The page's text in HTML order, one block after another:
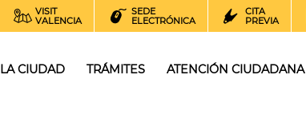
VISIT
VALENCIA
SEDE
ELECTRÓNICA
CITA
PREVIA
LA CIUDAD TRÁMITES ATENCIÓN CIUDADANA